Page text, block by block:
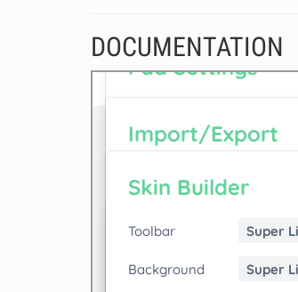
DOCUMENTATION